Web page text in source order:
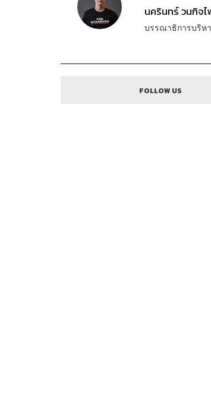
นครินทร์ วนกิจ
บรรณาธิการบริห
FOLLOW US